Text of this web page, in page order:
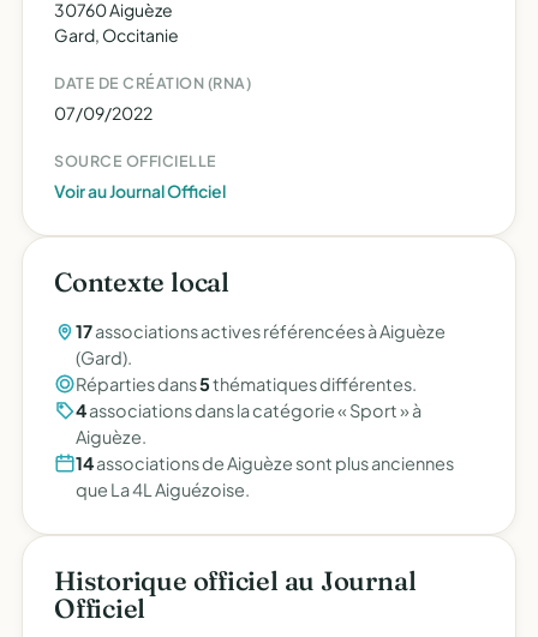
30760 Aiguèze
Gard, Occitanie
DATE DE CRÉATION (RNA)
07/09/2022
SOURCE OFFICIELLE
Voir au Journal Officiel
Contexte local
17associations actives référencées à Aiguèze
(Gard).
Réparties dans5thématiques différentes.
4associations dans la catégorie « Sport » à
Aiguèze.
14associations de Aiguèze sont plus anciennes
que La 4L Aiguézoise.
Historique officiel au Journal
Officiel